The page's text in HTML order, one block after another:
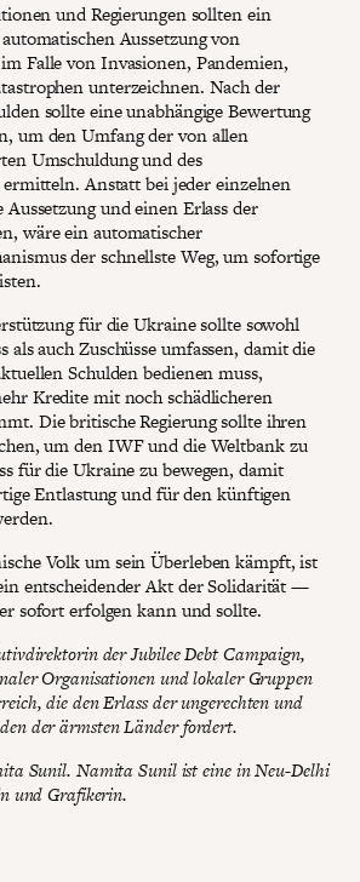
und Regierungen sollten ein
Aussetzung von
Falle von Invasionen, Pandemien,
unterzeichnen. Nach der
sollte eine unabhängige Bewertung
um den Umfang der von allen
Umschuldung und des
ermitteln. Anstatt bei jeder einzelnen
und einen Erlass der
wäre ein automatischer
der schnellste Weg, um sofortige
für die Ukraine sollte sowohl
als auch Zuschüsse umfassen, damit die
Schulden bedienen muss,
Kredite mit noch schädlicheren
Die britische Regierung sollte ihren
um den IWF und die Weltbank zu
für die Ukraine zu bewegen, damit
Entlastung und für den künftigen
Volk um sein Überleben kämpft, ist
entscheidender Akt der Solidarität —
sofort erfolgen kann und sollte.
der Jubilee Debt Campaign,
Organisationen und lokaler Gruppen
die den Erlass der ungerechten und
der ärmsten Länder fordert.
Sunil. Namita Sunil ist eine in Neu-Delhi
und Grafikerin.